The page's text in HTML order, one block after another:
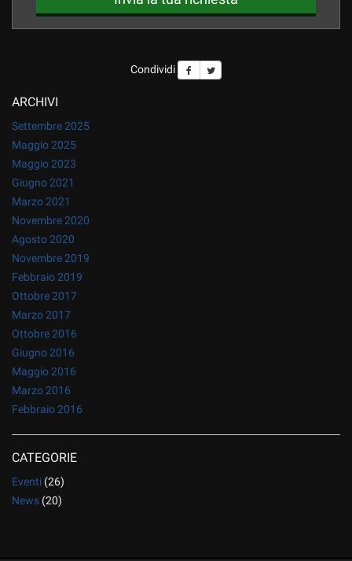
Condividi
ARCHIVI
Settembre 2025
Maggio 2025
Maggio 2023
Giugno 2021
Marzo 2021
Novembre 2020
Agosto 2020
Novembre 2019
Febbraio 2019
Ottobre 2017
Marzo 2017
Ottobre 2016
Giugno 2016
Maggio 2016
Marzo 2016
Febbraio 2016
CATEGORIE
Eventi (26)
News (20)